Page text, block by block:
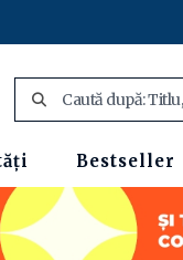
Bestseller